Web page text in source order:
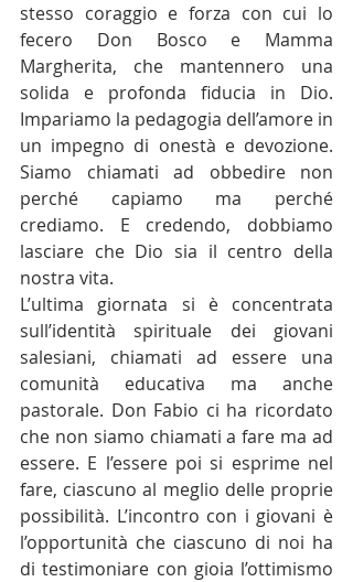
stesso coraggio e forza con cui lo
fecero Don Bosco e Mamma
Margherita, che mantennero una
solida e profonda fiducia in Dio.
Impariamo la pedagogia dell’amore in
un impegno di onestà e devozione.
Siamo chiamati ad obbedire non
perché capiamo ma perché
crediamo. E credendo, dobbiamo
lasciare che Dio sia il centro della
nostra vita.
L’ultima giornata si è concentrata
sull’identità spirituale dei giovani
salesiani, chiamati ad essere una
comunità educativa ma anche
pastorale. Don Fabio ci ha ricordato
che non siamo chiamati a fare ma ad
essere. E l’essere poi si esprime nel
fare, ciascuno al meglio delle proprie
possibilità. L’incontro con i giovani è
l’opportunità che ciascuno di noi ha
di testimoniare con gioia l’ottimismo